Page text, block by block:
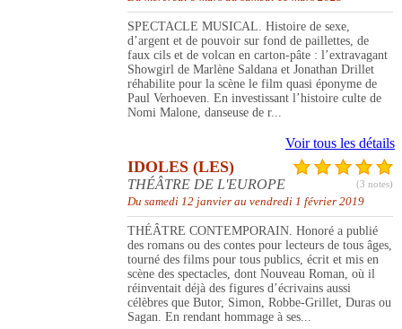
SPECTACLE MUSICAL. Histoire de sexe,
d’argent et de pouvoir sur fond de paillettes, de
faux cils et de volcan en carton-pâte : l’extravagant
Showgirl de Marlène Saldana et Jonathan Drillet
réhabilite pour la scène le film quasi éponyme de
Paul Verhoeven. En investissant l’histoire culte de
Nomi Malone, danseuse de r...
Voir tous les détails
(3 notes)
IDOLES (LES)
THÉÂTRE DE L'EUROPE
Du samedi 12 janvier au vendredi 1 février 2019
THÉÂTRE CONTEMPORAIN. Honoré a publié
des romans ou des contes pour lecteurs de tous âges,
tourné des films pour tous publics, écrit et mis en
scène des spectacles, dont Nouveau Roman, où il
réinventait déjà des figures d’écrivains aussi
célèbres que Butor, Simon, Robbe-Grillet, Duras ou
Sagan. En rendant hommage à ses...